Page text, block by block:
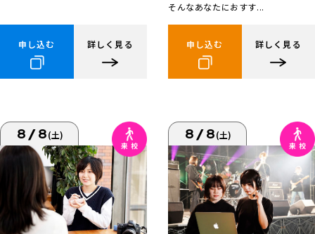
申し込む 詳しく見る
そんなあなたにおすす...
申し込む 詳しく見る
8/8(土) 8/8(土)